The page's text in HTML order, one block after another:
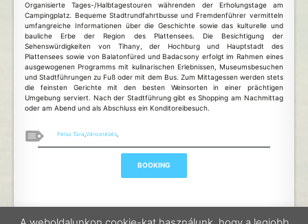
Organisierte Tages-/Halbtagestouren währenden der Erholungstage am
Campingplatz. Bequeme Stadtrundfahrtbusse und Fremdenführer vermitteln
umfangreiche Informationen über die Geschichte sowie das kulturelle und
bauliche Erbe der Region des Plattensees. Die Besichtigung der
Sehenswürdigkeiten von Tihany, der Hochburg und Hauptstadt des
Plattensees sowie von Balatonfüred und Badacsony erfolgt im Rahmen eines
ausgewogenen Programms mit kulinarischen Erlebnissen, Museumsbesuchen
und Stadtführungen zu Fuß oder mit dem Bus. Zum Mittagessen werden stets
die feinsten Gerichte mit den besten Weinsorten in einer prächtigen
Umgebung serviert. Nach der Stadtführung gibt es Shopping am Nachmittag
oder am Abend und als Abschluss ein Konditoreibesuch.
Pelso Túra,Városnézés,